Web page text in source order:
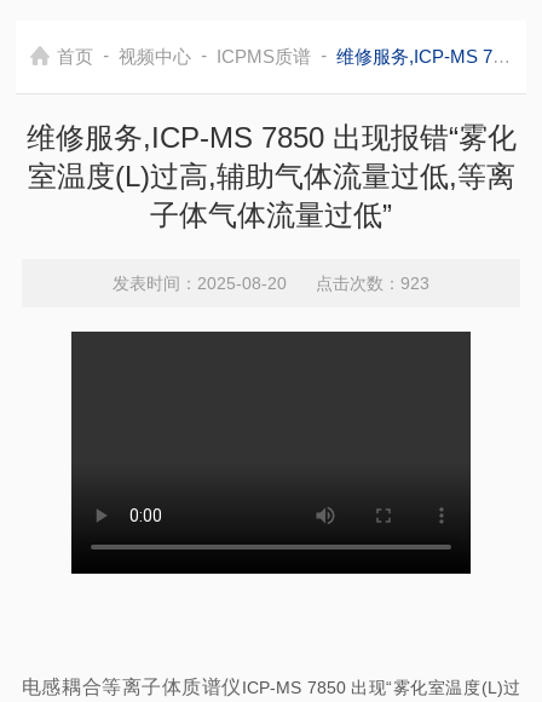
首页 - 视频中心 - ICPMS质谱 - 维修服务,ICP-MS 7850 出现报错“雾化室温度(L)过高,辅助气体流量过低,等离子体气体流量过低”
维修服务,ICP-MS 7850 出现报错“雾化
室温度(L)过高,辅助气体流量过低,等离
子体气体流量过低”
发表时间：2025-08-20 点击次数：923
电感耦合等离子体质谱仪ICP-MS 7850 出现“雾化室温度(L)过